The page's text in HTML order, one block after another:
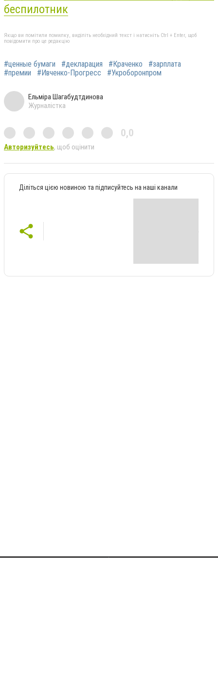
беспилотник
Якщо ви помітили помилку, виділіть необхідний текст і натисніть Ctrl + Enter, щоб
повідомити про це редакцію
#ценные бумаги #декларация #Краченко
#зарплата
#премии
#Ивченко-Прогресс #Укроборонпром
Ельміра Шагабудтдинова
Журналістка
0,0
Авторизуйтесь, щоб оцінити
Діліться цією новиною та підписуйтесь на наші канали